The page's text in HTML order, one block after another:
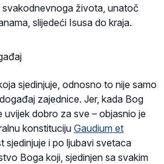
svakodnevnoga života, unatoč
slijedeći Isusa do kraja.
sjedinjuje, odnosno to nije samo
zajednice. Jer, kada Bog
dobro za sve – objasnio je
konstitucijuGaudium et
sjedinjuje i po ljubavi svetaca
Boga koji, sjedinjen sa svakim